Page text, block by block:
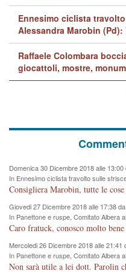
Ennesimo ciclista
Alessandra Marobin
Raffaele Colombara
giocattoli, mostre,
Domenica 30 Dicembre 2018 alle 13:00
In Ennesimo ciclista travolto sulle
Comune si svegli"
Giovedi 27 Dicembre 2018 alle 17:38 da
In Panettone e ruspe, Comitato Albera
cronoprogramma"
Mercoledi 26 Dicembre 2018 alle 21:41
In Panettone e ruspe, Comitato Albera
cronoprogramma"